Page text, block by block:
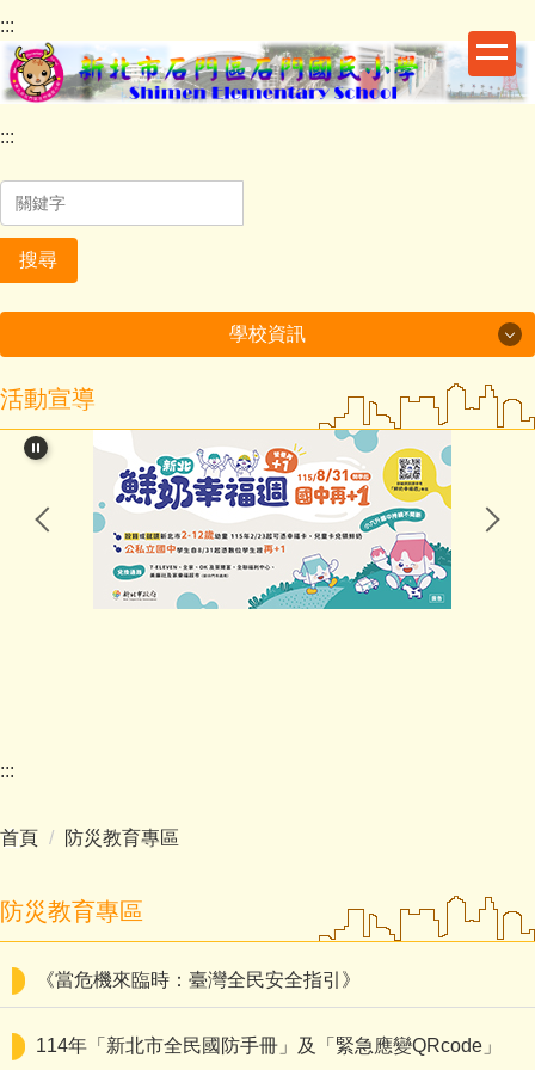
跳
到
主
要
內
:::
:::
搜尋
學校資訊
學校資訊
關於石小
行政處室
活動宣導
:::
首頁 防災教育專區
防災教育專區
《當危機來臨時：臺灣全民安全指引》
114年「新北市全民國防手冊」及「緊急應變QRcode」